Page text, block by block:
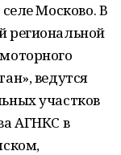
Москово. В
региональной
ведутся
участков
АГНКС в